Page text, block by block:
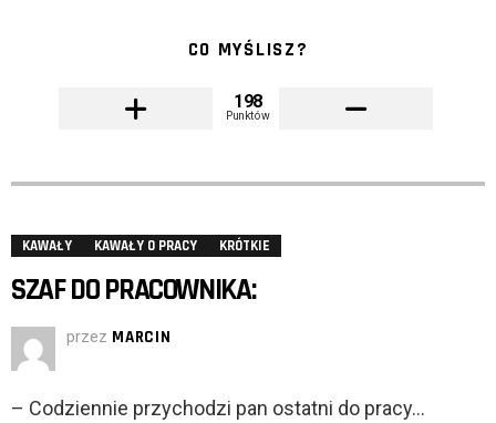
CO MYŚLISZ?
198
Punktów
KAWAŁY KAWAŁY O PRACY KRÓTKIE
SZAF DO PRACOWNIKA:
przez MARCIN
– Codziennie przychodzi pan ostatni do pracy…